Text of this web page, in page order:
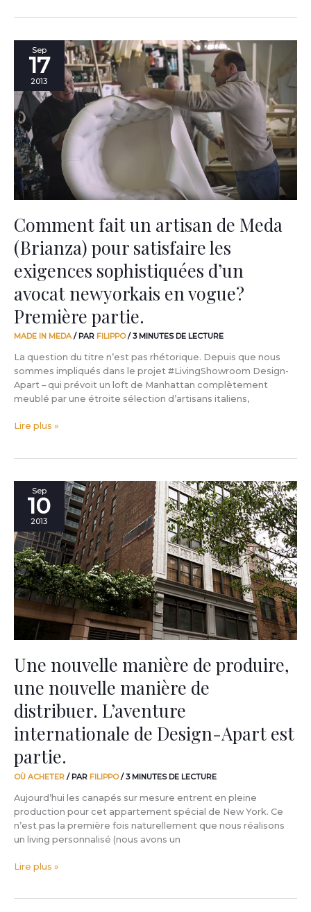
Sep
17
2013
Comment fait un artisan de Meda
(Brianza) pour satisfaire les
exigences sophistiquées d’un
avocat newyorkais en vogue?
Première partie.
MADE IN MEDA/ PAR FILIPPO/3 MINUTES DE LECTURE
La question du titre n’est pas rhétorique. Depuis que nous
sommes impliqués dans le projet #LivingShowroom Design-
Apart – qui prévoit un loft de Manhattan complètement
meublé par une étroite sélection d’artisans italiens,
Comment
de
Meda
(Brianza)
pour
satisfaire
les
exigences
sophistiquées
avocat
newyorkais
en
vogue?
Première
partie.
Lire plus »
Sep
10
2013
Une nouvelle manière de produire,
une nouvelle manière de
distribuer. L’aventure
internationale de Design-Apart est
partie.
OÙ ACHETER / PAR FILIPPO/3 MINUTES DE LECTURE
Aujourd’hui les canapés sur mesure entrent en pleine
production pour cet appartement spécial de New York. Ce
n’est pas la première fois naturellement que nous réalisons
un living personnalisé (nous avons un
nouvelle
manière
produire,
une
nouvelle
manière
de
distribuer.
L’aventure
internationale
Design-
est
partie.
Lire plus »